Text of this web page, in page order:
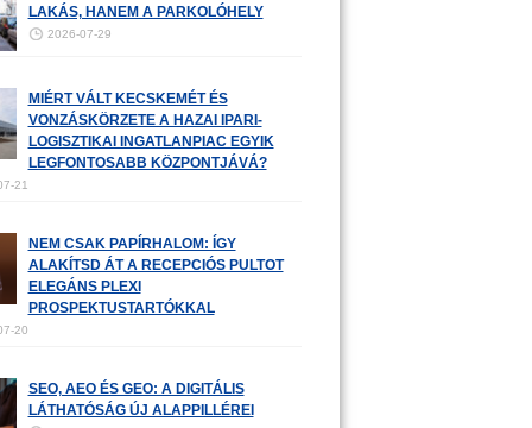
LAKÁS, HANEM A PARKOLÓHELY
2026-07-29
MIÉRT VÁLT KECSKEMÉT ÉS
VONZÁSKÖRZETE A HAZAI IPARI-
LOGISZTIKAI INGATLANPIAC EGYIK
LEGFONTOSABB KÖZPONTJÁVÁ?
21
NEM CSAK PAPÍRHALOM: ÍGY
ALAKÍTSD ÁT A RECEPCIÓS PULTOT
ELEGÁNS PLEXI
PROSPEKTUSTARTÓKKAL
20
SEO, AEO ÉS GEO: A DIGITÁLIS
LÁTHATÓSÁG ÚJ ALAPPILLÉREI